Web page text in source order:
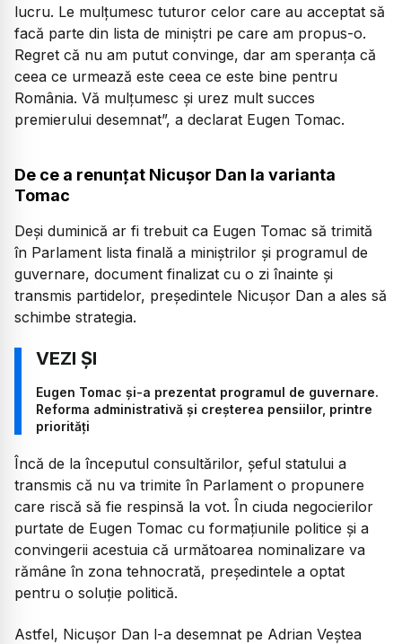
lucru. Le mulțumesc tuturor celor care au acceptat să
facă parte din lista de miniștri pe care am propus-o.
Regret că nu am putut convinge, dar am speranța că
ceea ce urmează este ceea ce este bine pentru
România. Vă mulțumesc și urez mult succes
premierului desemnat”, a declarat Eugen Tomac.
De ce a renunțat Nicușor Dan la varianta
Tomac
Deși duminică ar fi trebuit ca Eugen Tomac să trimită
în Parlament lista finală a miniștrilor și programul de
guvernare, document finalizat cu o zi înainte și
transmis partidelor, președintele Nicușor Dan a ales să
schimbe strategia.
Eugen Tomac și-a prezentat programul de guvernare.
Reforma administrativă și creșterea pensiilor, printre
priorități
Încă de la începutul consultărilor, șeful statului a
transmis că nu va trimite în Parlament o propunere
care riscă să fie respinsă la vot. În ciuda negocierilor
purtate de Eugen Tomac cu formațiunile politice și a
convingerii acestuia că următoarea nominalizare va
rămâne în zona tehnocrată, președintele a optat
pentru o soluție politică.
Astfel, Nicușor Dan l-a desemnat pe Adrian Veștea